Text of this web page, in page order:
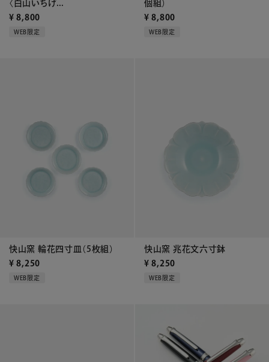
〈白山いちげ...
¥ 8,800
WEB限定
個組）
¥ 8,800
WEB限定
快山窯 輪花四寸皿（5枚組）
¥ 8,250
WEB限定
快山窯 兆花文六寸鉢
¥ 8,250
WEB限定